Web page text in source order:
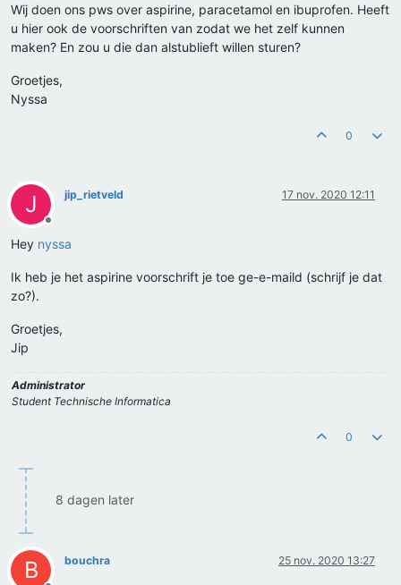
Wij doen ons pws over aspirine, paracetamol en ibuprofen. Heeft
u hier ook de voorschriften van zodat we het zelf kunnen
maken? En zou u die dan alstublieft willen sturen?
Groetjes,
Nyssa
0
J
Offline
jip_rietveld 17 nov. 2020 12:11
Hey nyssa
Ik heb je het aspirine voorschrift je toe ge-e-maild (schrijf je dat
zo?).
Groetjes,
Jip
Administrator
Student Technische Informatica
0
8 dagen later
B bouchra 25 nov. 2020 13:27